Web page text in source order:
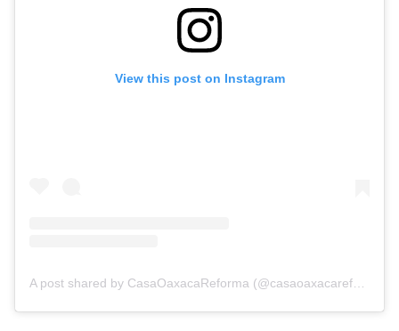
View this post on Instagram
A post shared by CasaOaxacaReforma (@casaoaxacareforma)